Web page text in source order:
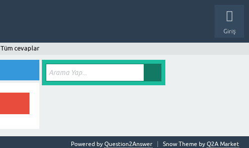
Giriş
Tüm cevaplar
Snow Theme by Q2A Market
Powered by Question2Answer